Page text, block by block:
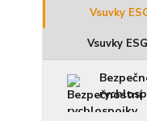
Vsuvky
Vsuvky